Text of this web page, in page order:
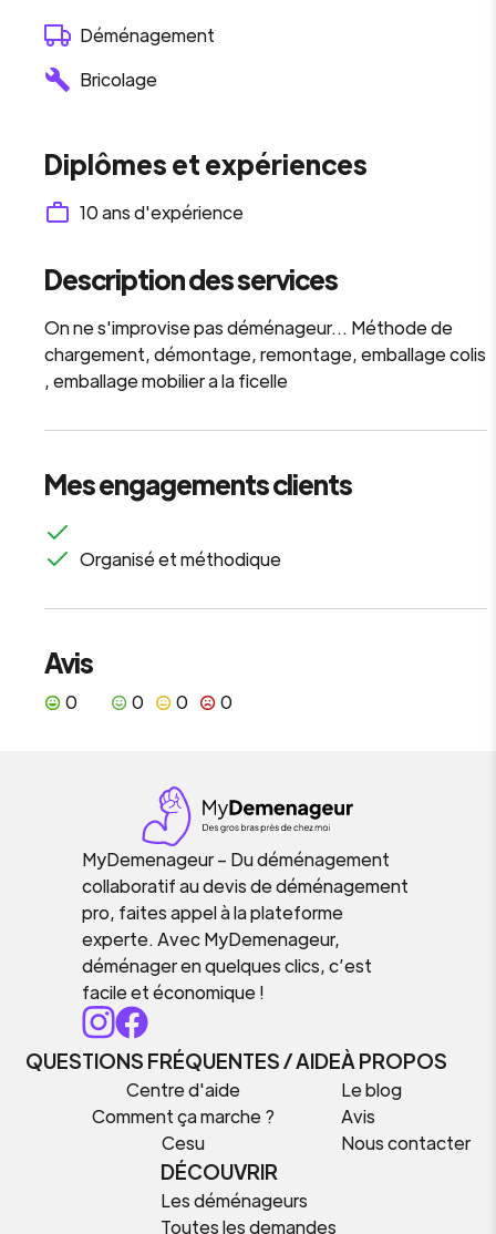
Déménagement
Bricolage
Diplômes et expériences
10ans d'expérience
Description des services
On ne s'improvise pas déménageur... Méthode de
chargement, démontage, remontage, emballage colis
, emballage mobilier a la ficelle
Mes engagements clients
Organisé et méthodique
Avis
0 0 0 0
MyDemenageur – Du déménagement
collaboratif au devis de déménagement
pro, faites appel à la plateforme
experte. Avec MyDemenageur,
déménager en quelques clics, c’est
facile et économique !
QUESTIONS FRÉQUENTES / AIDE
Centre d'aide
Comment ça marche ?
Cesu
À PROPOS
Le blog
Avis
Nous contacter
DÉCOUVRIR
Les déménageurs
Toutes les demandes